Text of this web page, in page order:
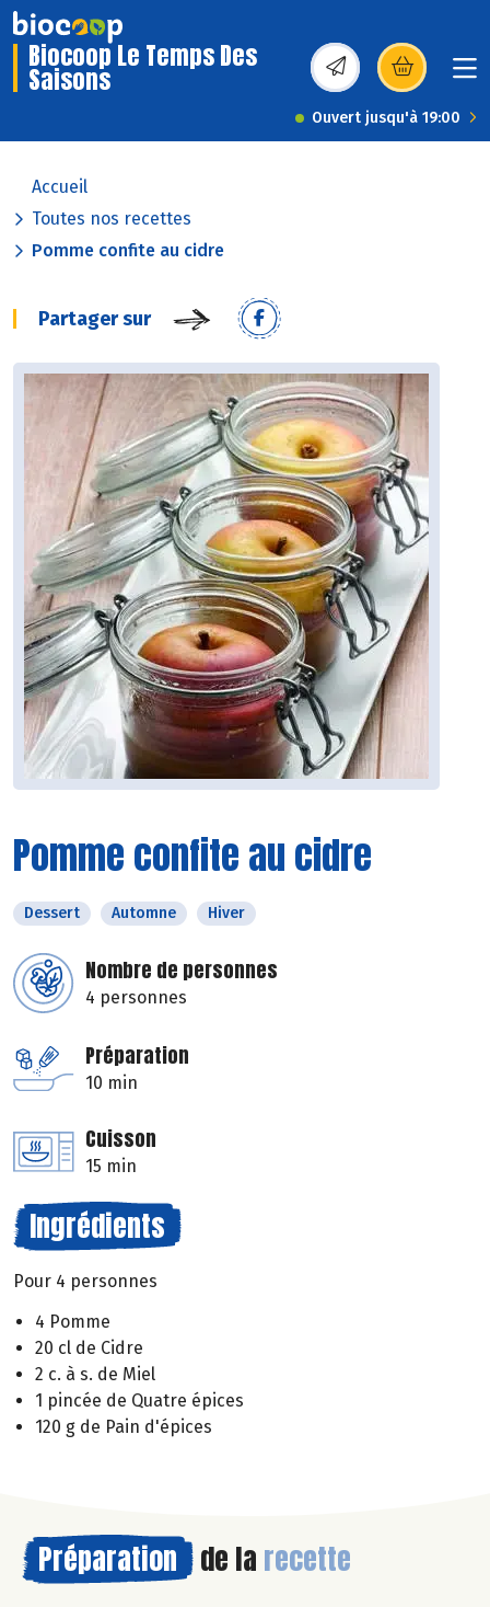
Biocoop Le Temps Des
Saisons (s’ouvre dans une
Ouvert jusqu'à 19:00
Accueil
Toutes nos recettes
Pomme confite au cidre
Partager sur
Pomme confite au cidre
Dessert Automne Hiver
Nombre de personnes
4 personnes
Préparation
10 min
Cuisson
15 min
Ingrédients
Pour 4 personnes
4 Pomme
20 cl de Cidre
2 c. à s. de Miel
1 pincée de Quatre épices
120 g de Pain d'épices
Préparation de la recette